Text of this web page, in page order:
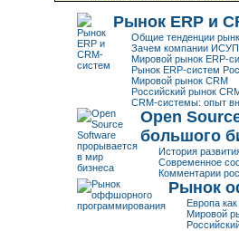
Рынок ERP и
Общие тенденции
Зачем компании
Мировой рынок ERP-
Рынок ERP-систем
Мировой рынок CRM
Российский рынок
CRM-системы: опыт
Open
большого
История
Современное
Комментарии
Рынок
Европа
Мировой